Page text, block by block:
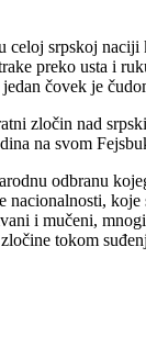
srpskoj
preko usta i
čovek je
zločin nad
na svom
odbranu
i mučeni,
tokom